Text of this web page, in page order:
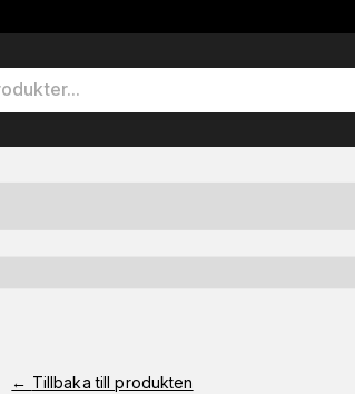
← Tillbaka till produkten